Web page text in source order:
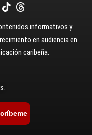
informativos y
en audiencia en
caribeña.